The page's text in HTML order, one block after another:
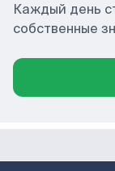
Каждый день
собственные